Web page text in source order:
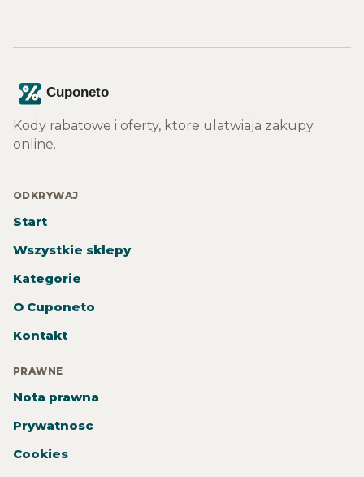
Kody rabatowe i oferty, ktore ulatwiaja zakupy
online.
ODKRYWAJ
Start
Wszystkie sklepy
Kategorie
O Cuponeto
Kontakt
PRAWNE
Nota prawna
Prywatnosc
Cookies